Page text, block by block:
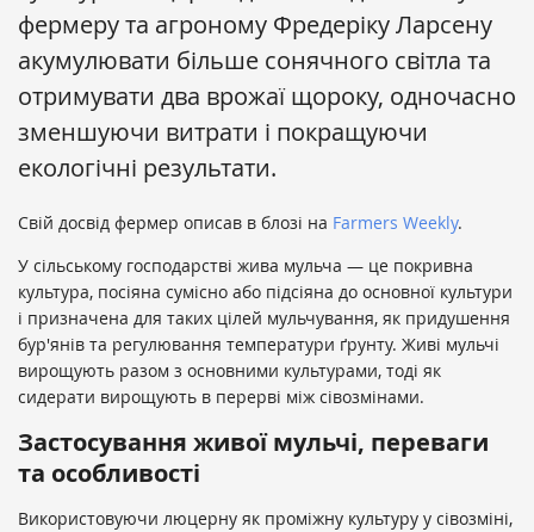
фермеру та агроному Фредеріку Ларсену
акумулювати більше сонячного світла та
отримувати два врожаї щороку, одночасно
зменшуючи витрати і покращуючи
екологічні результати.
Свій досвід фермер описав в блозі на Farmers Weekly.
У сільському господарстві жива мульча — це покривна
культура, посіяна сумісно або підсіяна до основної культури
і призначена для таких цілей мульчування, як придушення
бур'янів та регулювання температури ґрунту. Живі мульчі
вирощують разом з основними культурами, тоді як
сидерати вирощують в перерві між сівозмінами.
Застосування живої мульчі, переваги
та особливості
Використовуючи люцерну як проміжну культуру у сівозміні,